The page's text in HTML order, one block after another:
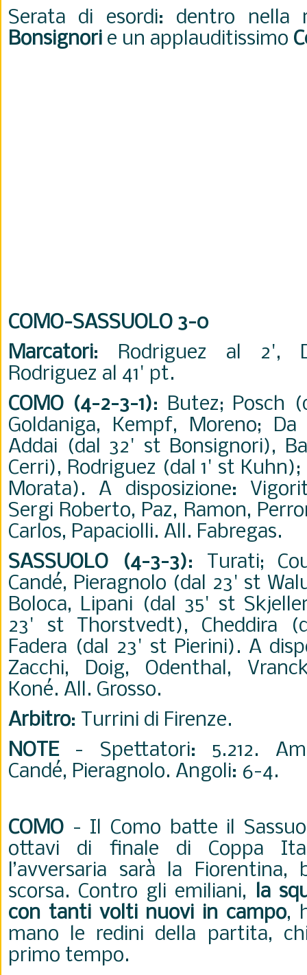
Serata di esordi: dentro nella
Bonsignori e un applauditissimo
COMO-SASSUOLO 3-0
Marcatori: Rodriguez al 2',
Rodriguez al 41' pt.
COMO (4-2-3-1): Butez; Posch
Goldaniga, Kempf, Moreno; Da
Addai (dal 32' st Bonsignori),
Cerri), Rodriguez (dal 1' st
Morata). A disposizione:
Sergi Roberto, Paz, Ramon,
Carlos, Papaciolli. All. Fabregas.
SASSUOLO (4-3-3): Turati;
Candé, Pieragnolo (dal 23' st
Boloca, Lipani (dal 35' st
23' st Thorstvedt), Cheddira
Fadera (dal 23' st Pierini). A
Zacchi, Doig, Odenthal,
Koné. All. Grosso.
Arbitro: Turrini di Firenze.
NOTE - Spettatori: 5.212.
Candé, Pieragnolo. Angoli: 6-4.
COMO - Il Como batte il
ottavi di finale di Coppa
l’avversaria sarà la Fiorentina,
scorsa. Contro gli emiliani, la
con tanti volti nuovi in campo,
mano le redini della partita,
primo tempo.